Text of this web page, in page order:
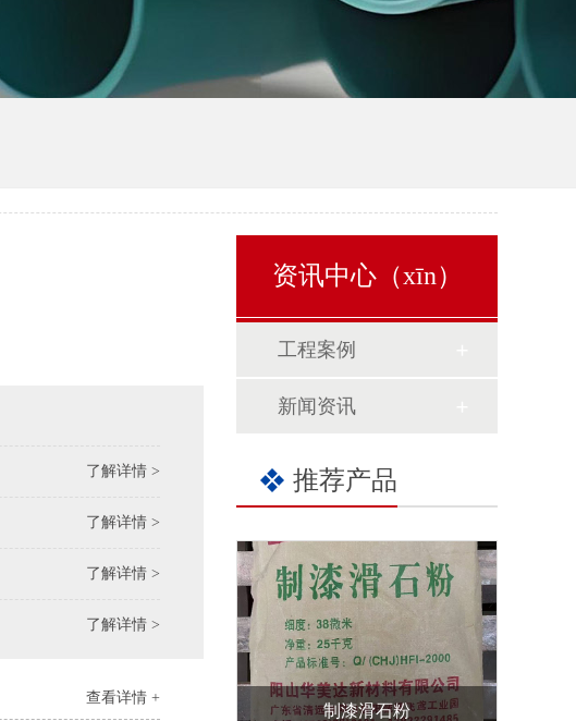
了解详情 >
了解详情 >
了解详情 >
了解详情 >
查看详情 +
资讯中心（xīn）
工程案例
新闻资讯
推荐产品
制漆滑石粉